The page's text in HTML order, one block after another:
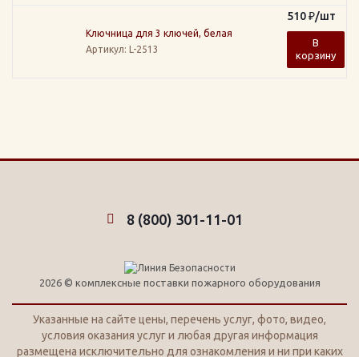
Ключница для 3 ключей, белая
Артикул: L-2513
510₽/шт
В
корзину
8 (800) 301-11-01
2026 © комплексные поставки пожарного оборудования
Указанные на сайте цены, перечень услуг, фото, видео,
условия оказания услуг и любая другая информация
размещена исключительно для ознакомления и ни при каких